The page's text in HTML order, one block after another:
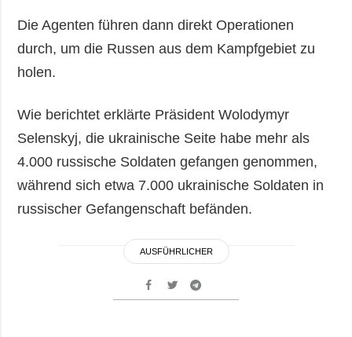
Die Agenten führen dann direkt Operationen
durch, um die Russen aus dem Kampfgebiet zu
holen.
Wie berichtet erklärte Präsident Wolodymyr
Selenskyj, die ukrainische Seite habe mehr als
4.000 russische Soldaten gefangen genommen,
während sich etwa 7.000 ukrainische Soldaten in
russischer Gefangenschaft befänden.
AUSFÜHRLICHER